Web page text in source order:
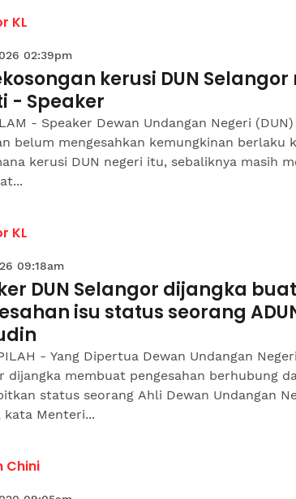
KL
02:39pm
kerusi DUN
- Speaker
- Speaker Dewan Undangan Negeri
belum mengesahkan kemungkinan berlaku
kerusi DUN negeri itu, sebaliknya masih
KL
09:18am
DUN Selangor dijangka buat
isu status seorang
- Yang Dipertua Dewan Undangan
dijangka membuat pengesahan berhubung
status seorang Ahli Dewan Undangan
kata Menteri...
Chini